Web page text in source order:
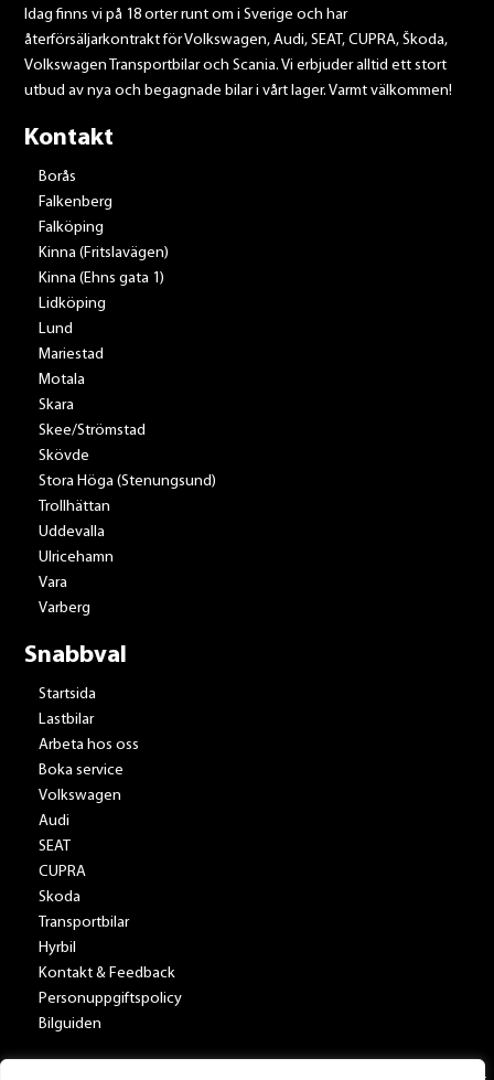
Idag finns vi på 18 orter runt om i Sverige och har
återförsäljarkontrakt för Volkswagen, Audi, SEAT, CUPRA, Škoda,
Volkswagen Transportbilar och Scania. Vi erbjuder alltid ett stort
utbud av nya och begagnade bilar i vårt lager. Varmt välkommen!
Kontakt
Borås
Falkenberg
Falköping
Kinna (Fritslavägen)
Kinna (Ehns gata 1)
Lidköping
Lund
Mariestad
Motala
Skara
Skee/Strömstad
Skövde
Stora Höga (Stenungsund)
Trollhättan
Uddevalla
Ulricehamn
Vara
Varberg
Snabbval
Startsida
Lastbilar
Arbeta hos oss
Boka service
Volkswagen
Audi
SEAT
CUPRA
Skoda
Transportbilar
Hyrbil
Kontakt & Feedback
Personuppgiftspolicy
Bilguiden